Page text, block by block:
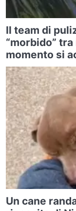
Il team di
“morbido”
momento si
Un cane